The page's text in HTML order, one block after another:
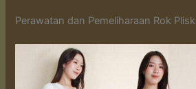
Perawatan dan Pemeliharaan Rok